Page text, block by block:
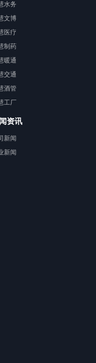
水务
文博
医疗
制药
暖通
交通
酒管
工厂
资讯
新闻
新闻